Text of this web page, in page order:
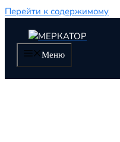
Перейти к содержимому
Меню